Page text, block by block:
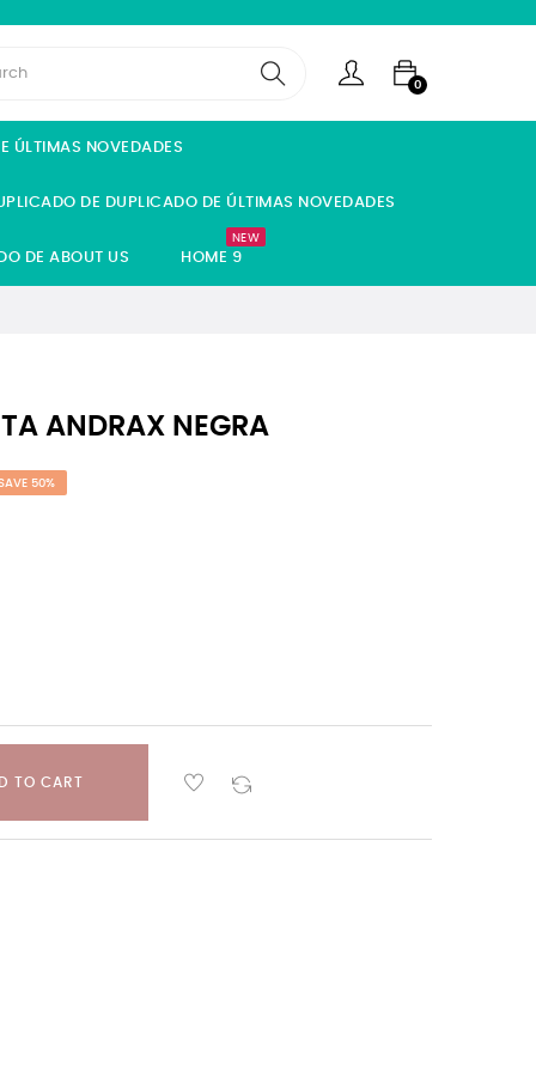
0
ÚLTIMAS NOVEDADES
DE DUPLICADO DE ÚLTIMAS NOVEDADES
DE ABOUT US HOME 9
NEW
ANDRAX NEGRA
50%
TO CART